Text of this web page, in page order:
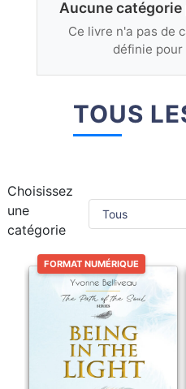
Aucune
Ce livre n'a pas de
définie pour
TOUS
Choisissez
une
catégorie
FORMAT NUMÉRIQUE